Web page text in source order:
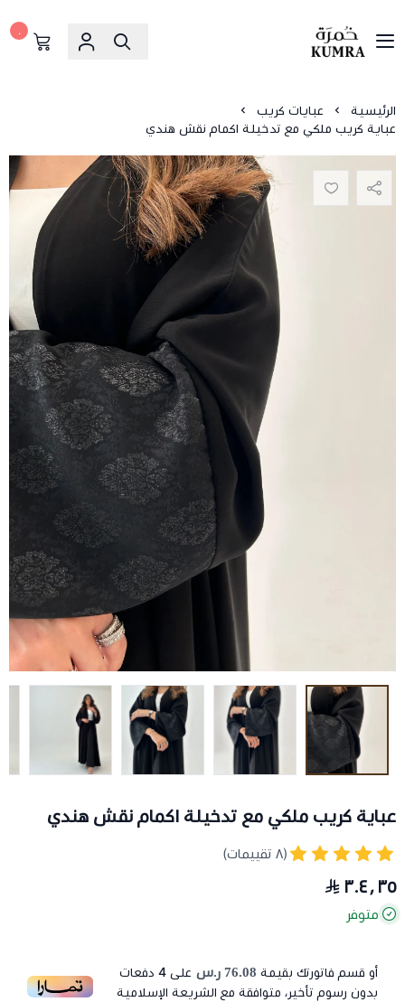
خمرة
٠
الرئيسية
عبايات كريب
عباية كريب ملكي مع تدخيلة اكمام نقش هندي
عباية كريب ملكي مع تدخيلة اكمام نقش هندي
(٨ تقييمات)
٣٠٤٫٣٥
متوفر
أو قسم فاتورتك بقيمة 76.08 ر.س على 4 دفعات
بدون رسوم تأخير، متوافقة مع الشريعة الإسلامية